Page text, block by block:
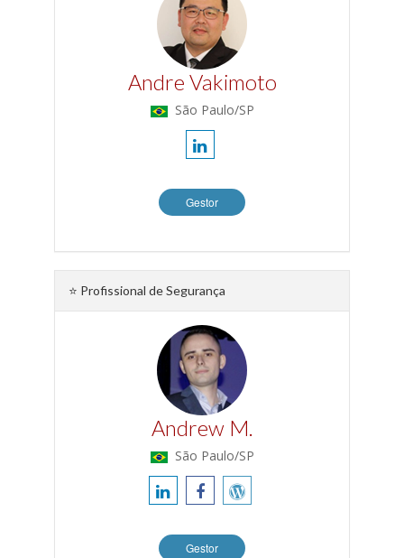
Andre Vakimoto
São Paulo/SP
Gestor
⭐ Profissional de Segurança
Andrew M.
São Paulo/SP
Gestor